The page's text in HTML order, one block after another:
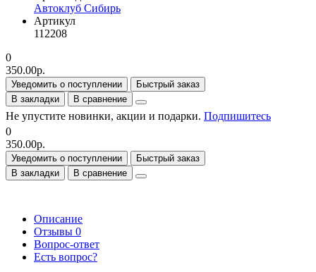
Автоклуб Сибирь
Артикул
112208
0
350.00р.
Уведомить о поступлении
Быстрый заказ
В закладки
В сравнение
Не упустите новинки, акции и подарки. Подпишитесь
0
350.00р.
Уведомить о поступлении
Быстрый заказ
В закладки
В сравнение
Описание
Отзывы 0
Вопрос-ответ
Есть вопрос?